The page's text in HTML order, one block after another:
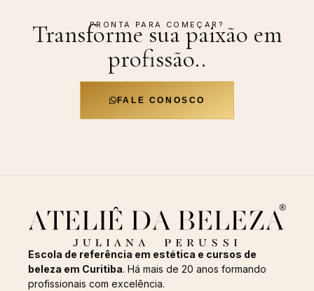
PRONTA PARA COMEÇAR?
Transforme sua paixão em
profissão..
FALE CONOSCO
Escola de referência em estética e cursos de
beleza em Curitiba. Há mais de 20 anos formando
profissionais com excelência.